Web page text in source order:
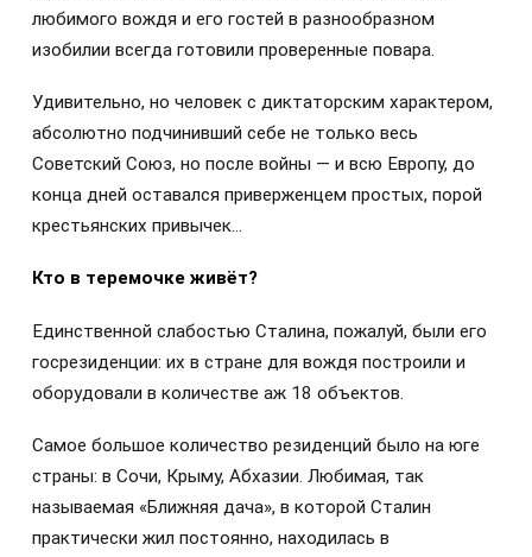
любимого вождя и его гостей в разнообразном
изобилии всегда готовили проверенные повара.
Удивительно, но человек с диктаторским характером,
абсолютно подчинивший себе не только весь
Советский Союз, но после войны — и всю Европу, до
конца дней оставался приверженцем простых, порой
крестьянских привычек…
Кто в теремочке живёт?
Единственной слабостью Сталина, пожалуй, были его
госрезиденции: их в стране для вождя построили и
оборудовали в количестве аж 18 объектов.
Самое большое количество резиденций было на юге
страны: в Сочи, Крыму, Абхазии. Любимая, так
называемая «Ближняя дача», в которой Сталин
практически жил постоянно, находилась в